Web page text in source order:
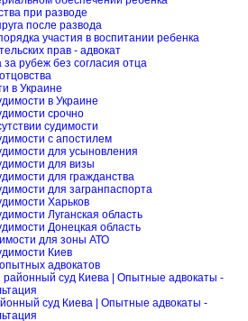
при разводе
после развода
участия в воспитании ребенка
прав - адвокат
рубеж без согласия отца
в Украине
в Украине
срочно
судимости
с апостилем
для усыновления
для визы
для гражданства
для загранпаспорта
Харьков
Луганская область
Донецкая область
для зоны АТО
Киев
адвокатов
районный суд Киева | Опытные адвокаты -
суд Киева | Опытные адвокаты -